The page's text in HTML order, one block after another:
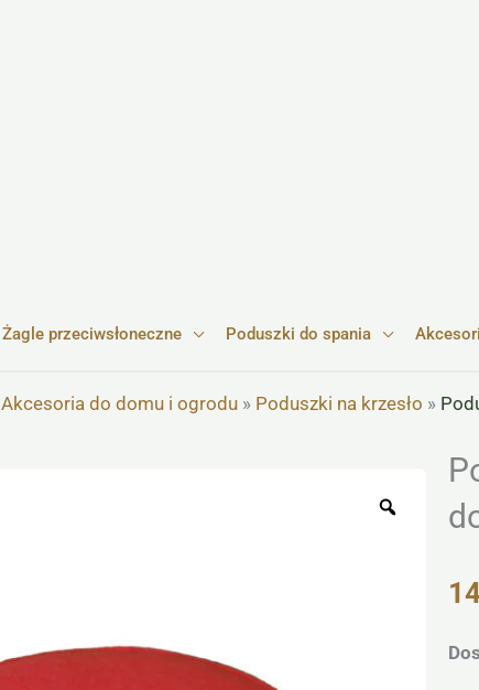
Żagle przeciwsłoneczne Poduszki do spania
Akcesoria do domu i ogrodu » Poduszki na krzesło »